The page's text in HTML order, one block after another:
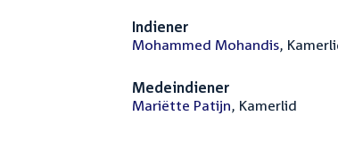
Indiener
Mohammed Mohandis,
Medeindiener
Mariëtte Patijn, Kamerlid